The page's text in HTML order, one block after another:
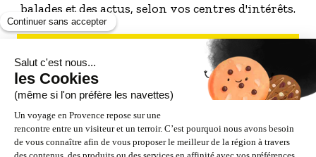
balades et des actus, selon vos centres d'intérêts.
S'INSCRIRE À LA NEWSLETTER
NOS PARTENAIRES